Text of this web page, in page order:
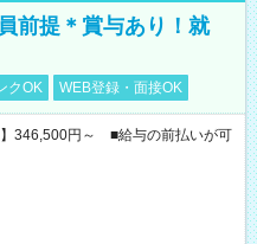
前提＊賞与あり！就
クOK WEB登録・面接OK
346,500円～ ■給与の前払いが可